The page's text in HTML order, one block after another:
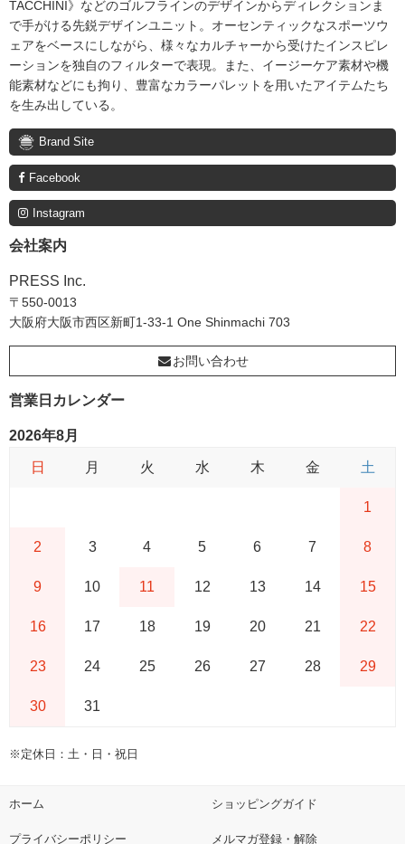
TACCHINI》などのゴルフラインのデザインからディレクションま
で手がける先鋭デザインユニット。オーセンティックなスポーツウ
ェアをベースにしながら、様々なカルチャーから受けたインスピレ
ーションを独自のフィルターで表現。また、イージーケア素材や機
能素材などにも拘り、豊富なカラーパレットを用いたアイテムたち
を生み出している。
Brand Site
Facebook
Instagram
会社案内
PRESS Inc.
〒550-0013
大阪府大阪市西区新町1-33-1 One Shinmachi 703
お問い合わせ
営業日カレンダー
2026年8月
日 月 火 水 木 金 土
1
2 3 4 5 6 7 8
9 10 11 12 13 14 15
16 17 18 19 20 21 22
23 24 25 26 27 28 29
30 31
※定休日：土・日・祝日
ホーム ショッピングガイド
プライバシーポリシー メルマガ登録・解除